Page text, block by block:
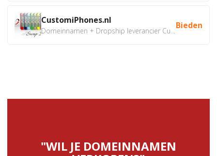
CustomiPhones.nl Bieden
"WIL JE DOMEINNAMEN